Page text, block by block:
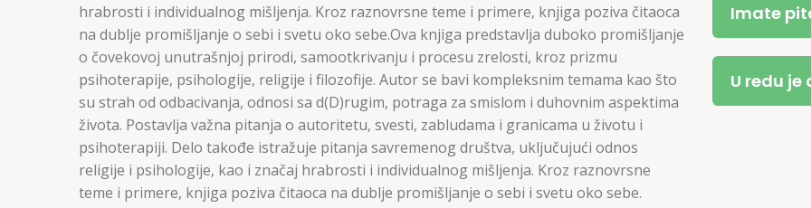
hrabrosti i individualnog mišljenja. Kroz raznovrsne teme i primere, knjiga poziva čitaoca
na dublje promišljanje o sebi i svetu oko sebe.Ova knjiga predstavlja duboko promišljanje
o čovekovoj unutrašnjoj prirodi, samootkrivanju i procesu zrelosti, kroz prizmu
psihoterapije, psihologije, religije i filozofije. Autor se bavi kompleksnim temama kao što
su strah od odbacivanja, odnosi sa d(D)rugim, potraga za smislom i duhovnim aspektima
života. Postavlja važna pitanja o autoritetu, svesti, zabludama i granicama u životu i
psihoterapiji. Delo takođe istražuje pitanja savremenog društva, uključujući odnos
religije i psihologije, kao i značaj hrabrosti i individualnog mišljenja. Kroz raznovrsne
teme i primere, knjiga poziva čitaoca na dublje promišljanje o sebi i svetu oko sebe.
Imate
U redu